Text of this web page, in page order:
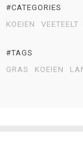
#CATEGORIES
KOEIEN
VEETEELT
#TAGS
GRAS
KOEIEN